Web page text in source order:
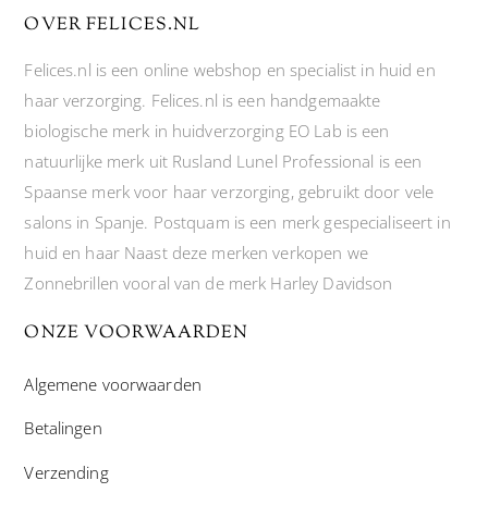
OVER FELICES.NL
Felices.nl is een online webshop en specialist in huid en
haar verzorging. Felices.nl is een handgemaakte
biologische merk in huidverzorging EO Lab is een
natuurlijke merk uit Rusland Lunel Professional is een
Spaanse merk voor haar verzorging, gebruikt door vele
salons in Spanje. Postquam is een merk gespecialiseert in
huid en haar Naast deze merken verkopen we
Zonnebrillen vooral van de merk Harley Davidson
ONZE VOORWAARDEN
Algemene voorwaarden
Betalingen
Verzending